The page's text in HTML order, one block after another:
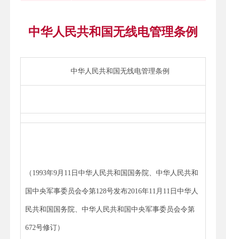
中华人民共和国无线电管理条例
中华人民共和国无线电管理条例
（1993年9月11日中华人民共和国国务院、中华人民共和
国中央军事委员会令第128号发布2016年11月11日中华人
民共和国国务院、中华人民共和国中央军事委员会令第
672号修订）